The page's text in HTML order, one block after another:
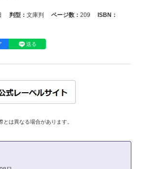
判型： 文庫判 ページ数： 209
ISBN：
送る
は異なる場合があります。